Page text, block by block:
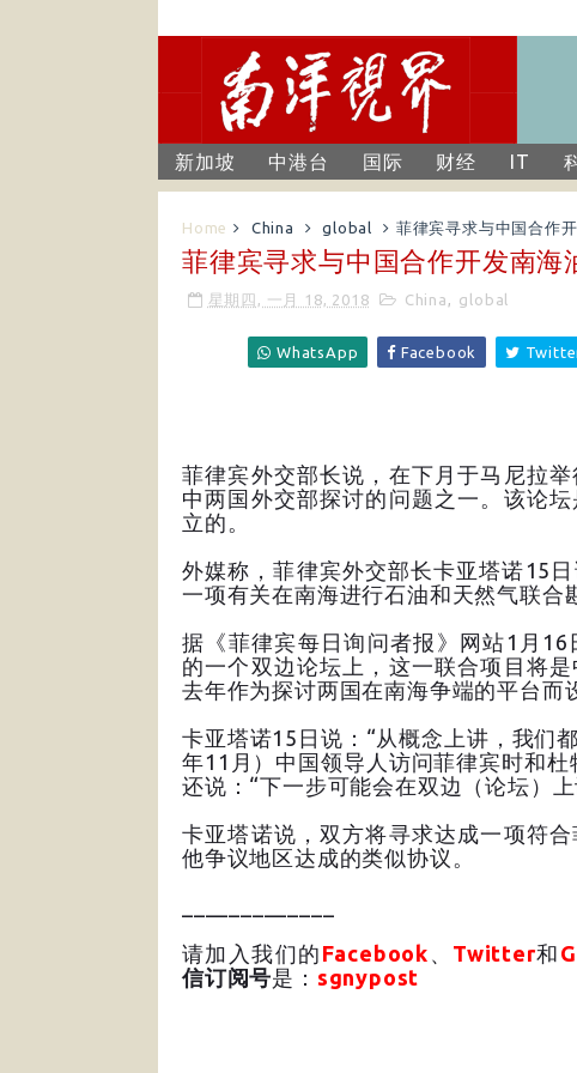
新加坡 中港台 国际 财经 IT
Home China global 菲律宾寻求与中国合作
菲律宾寻求与中国合作开发南海
星期四, 一月 18, 2018 China , global
WhatsApp Facebook
菲律宾外交部长说，在下月于马尼拉
中两国外交部探讨的问题之一。该论
立的。
外媒称，菲律宾外交部长卡亚塔诺15
一项有关在南海进行石油和天然气联合
据《菲律宾每日询问者报》网站1月
的一个双边论坛上，这一联合项目将
去年作为探讨两国在南海争端的平台而
卡亚塔诺15日说：“从概念上讲，我们
年11月）中国领导人访问菲律宾时和
还说：“下一步可能会在双边（论坛）
卡亚塔诺说，双方将寻求达成一项符
他争议地区达成的类似协议。
请加入我们的 Facebook 、 Twitter和
信订阅号是： sgnypost